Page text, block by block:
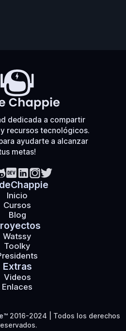
dedicada a compartir
recursos tecnológicos.
ayudarte a alcanzar
metas!
Inicio
Cursos
Blog
Watssy
Toolky
Extras
Videos
Enlaces
2016-2024 | Todos los derechos